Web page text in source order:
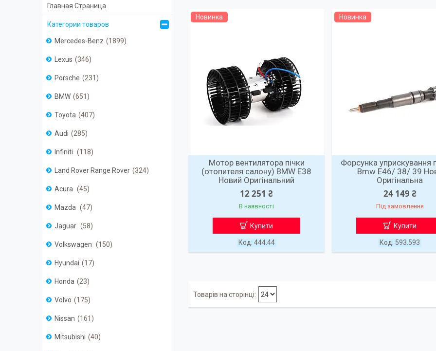
Новинка
Мотор вентилятора пічки
(отопителя салону) BMW E38
Новий Оригінальний
12 251 ₴
В наявності
Купити
444.44
Новинка
Форсунка уприскування
Bmw E46/ 38/ 39
Оригінальна
24 149 ₴
Під замовлення
Купити
593.593
Главная Страница
Категории товаров
Mercedes-Benz 1899
Lexus 346
Porsche 231
BMW 651
Toyota 407
Audi 285
Infiniti 118
Land Rover Range Rover 324
Acura 45
Mazda 47
Jaguar 58
Volkswagen 150
Hyundai 17
Honda 23
Volvo 175
Nissan 161
Mitsubishi 40